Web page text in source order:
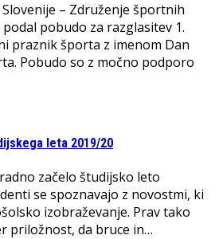
– Združenje športnih
podal pobudo za razglasitev 1.
praznik športa z imenom Dan
Pobudo so z močno podporo
leta 2019/20
začelo študijsko leto
se spoznavajo z novostmi, ki
izobraževanje. Prav tako
priložnost, da bruce in…